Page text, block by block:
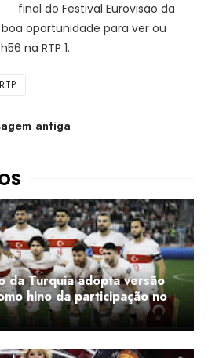
final do Festival Eurovisão da
oportunidade para ver ou
na RTP 1.
RTP
antiga
da Turquia adopta versão
hino da participação no